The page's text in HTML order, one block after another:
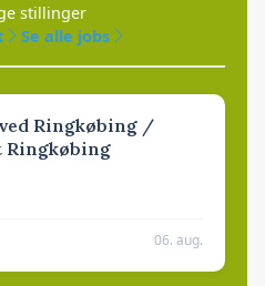
stillinger
Se alle jobs
Ringkøbing /
Ringkøbing
06. aug.